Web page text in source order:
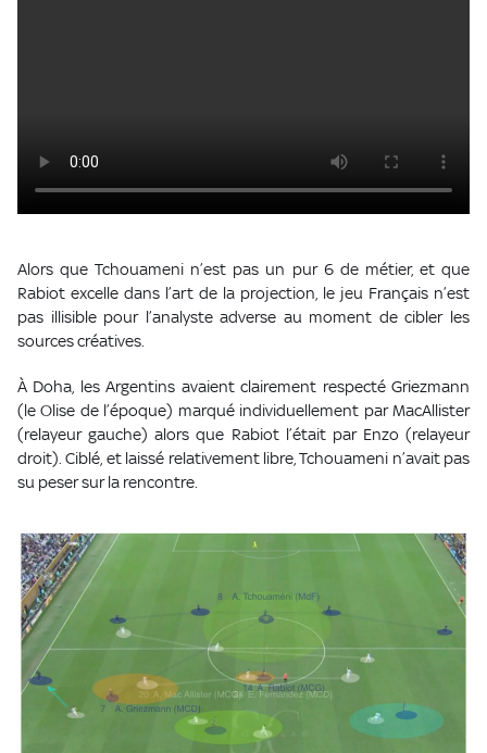
Alors que Tchouameni n’est pas un pur 6 de métier, et que
Rabiot excelle dans l’art de la projection, le jeu Français n’est
pas illisible pour l’analyste adverse au moment de cibler les
sources créatives.
À Doha, les Argentins avaient clairement respecté Griezmann
(le Olise de l’époque) marqué individuellement par MacAllister
(relayeur gauche) alors que Rabiot l’était par Enzo (relayeur
droit). Ciblé, et laissé relativement libre, Tchouameni n’avait pas
su peser sur la rencontre.